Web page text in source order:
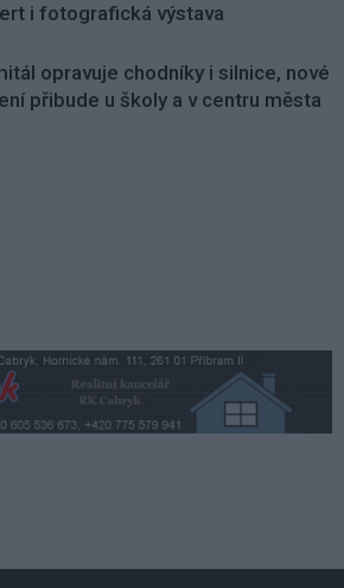
i fotografická výstava
opravuje chodníky i silnice, nové
přibude u školy a v centru města